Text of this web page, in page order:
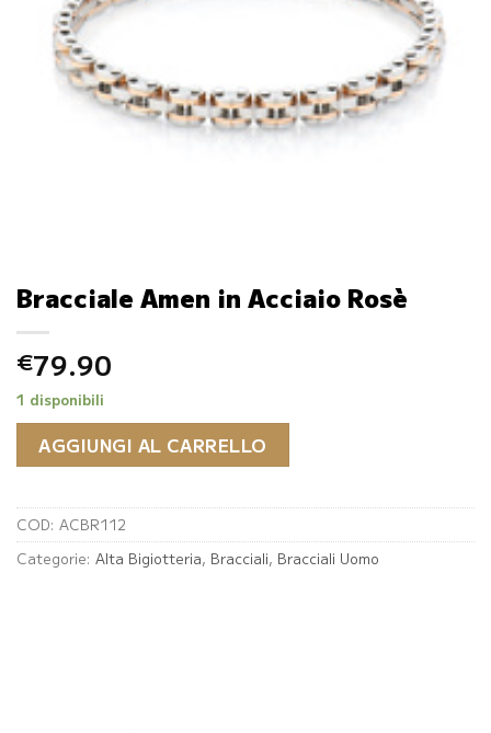
Bracciale Amen in Acciaio Rosè
€79.90
1 disponibili
AGGIUNGI AL CARRELLO
COD: ACBR112
Categorie: Alta Bigiotteria, Bracciali, Bracciali Uomo